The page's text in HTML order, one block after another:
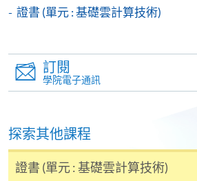
證書 (單元 : 基礎雲計算技術)
訂閱
學院電子通訊
探索其他課程
證書 (單元 : 基礎雲計算技術)